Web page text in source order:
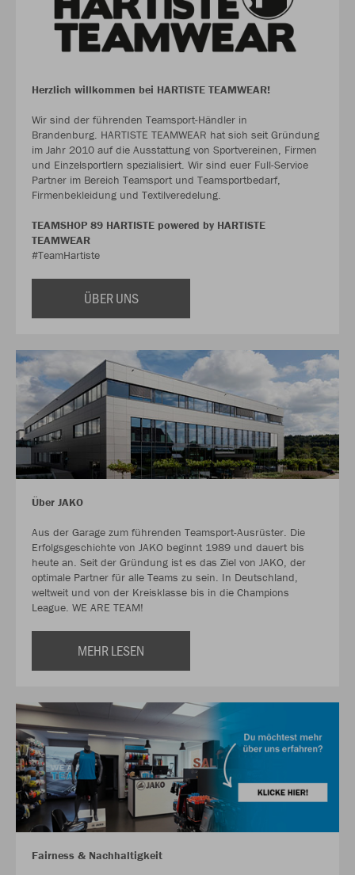
Herzlich willkommen bei HARTISTE TEAMWEAR!
Wir sind der führenden Teamsport-Händler in
Brandenburg. HARTISTE TEAMWEAR hat sich seit Gründung
im Jahr 2010 auf die Ausstattung von Sportvereinen, Firmen
und Einzelsportlern spezialisiert. Wir sind euer Full-Service
Partner im Bereich Teamsport und Teamsportbedarf,
Firmenbekleidung und Textilveredelung.
TEAMSHOP 89 HARTISTE powered by HARTISTE
TEAMWEAR
#TeamHartiste
ÜBER UNS
Über JAKO
Aus der Garage zum führenden Teamsport-Ausrüster. Die
Erfolgsgeschichte von JAKO beginnt 1989 und dauert bis
heute an. Seit der Gründung ist es das Ziel von JAKO, der
optimale Partner für alle Teams zu sein. In Deutschland,
weltweit und von der Kreisklasse bis in die Champions
League. WE ARE TEAM!
MEHR LESEN
Fairness & Nachhaltigkeit